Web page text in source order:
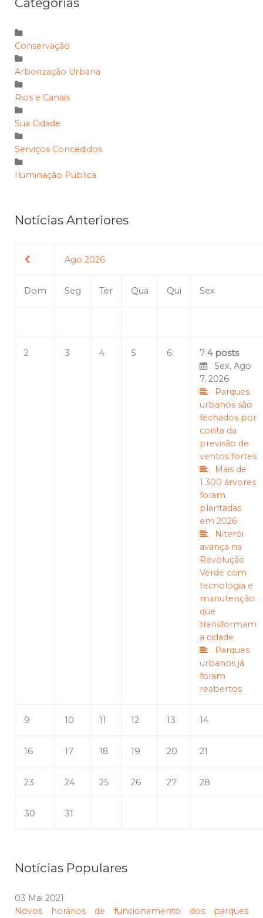
Conservação
Arborização Urbana
Rios e Canais
Sua Cidade
Serviços Concedidos
Iluminação Pública
Notícias Anteriores
Ago 2026
Dom Seg Ter Qua Qui Sex
2 3 4 5 6 7 4 posts
Sex, Ago
7, 2026
Parques
urbanos são
fechados por
conta da
previsão de
ventos fortes
Mais de
1.300 árvores
foram
plantadas
em 2026
Niterói
avança na
Revolução
Verde com
tecnologia e
manutenção
que
transformam
a cidade
Parques
urbanos já
foram
reabertos
9 10 11 12 13 14
16 17 18 19 20 21
23 24 25 26 27 28
30 31
Notícias Populares
03 Mai 2021
Novos horários de funcionamento dos parques